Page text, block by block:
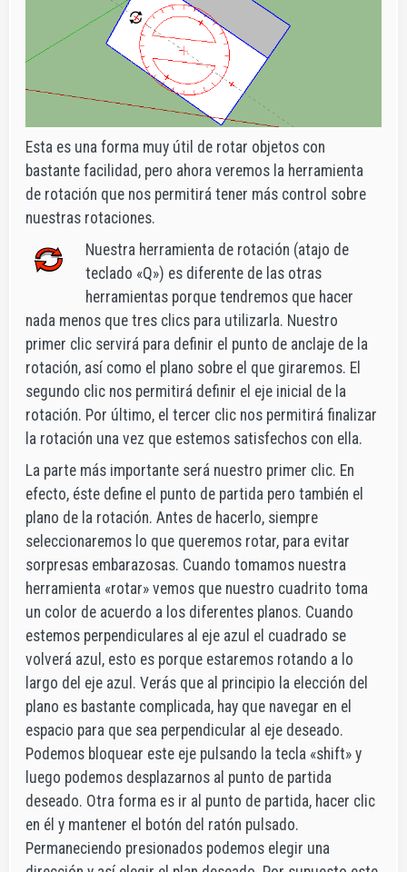
Esta es una forma muy útil de rotar objetos con
bastante facilidad, pero ahora veremos la herramienta
de rotación que nos permitirá tener más control sobre
nuestras rotaciones.
Nuestra herramienta de rotación (atajo de
teclado «Q») es diferente de las otras
herramientas porque tendremos que hacer
nada menos que tres clics para utilizarla. Nuestro
primer clic servirá para definir el punto de anclaje de la
rotación, así como el plano sobre el que giraremos. El
segundo clic nos permitirá definir el eje inicial de la
rotación. Por último, el tercer clic nos permitirá finalizar
la rotación una vez que estemos satisfechos con ella.
La parte más importante será nuestro primer clic. En
efecto, éste define el punto de partida pero también el
plano de la rotación. Antes de hacerlo, siempre
seleccionaremos lo que queremos rotar, para evitar
sorpresas embarazosas. Cuando tomamos nuestra
herramienta «rotar» vemos que nuestro cuadrito toma
un color de acuerdo a los diferentes planos. Cuando
estemos perpendiculares al eje azul el cuadrado se
volverá azul, esto es porque estaremos rotando a lo
largo del eje azul. Verás que al principio la elección del
plano es bastante complicada, hay que navegar en el
espacio para que sea perpendicular al eje deseado.
Podemos bloquear este eje pulsando la tecla «shift» y
luego podemos desplazarnos al punto de partida
deseado. Otra forma es ir al punto de partida, hacer clic
en él y mantener el botón del ratón pulsado.
Permaneciendo presionados podemos elegir una